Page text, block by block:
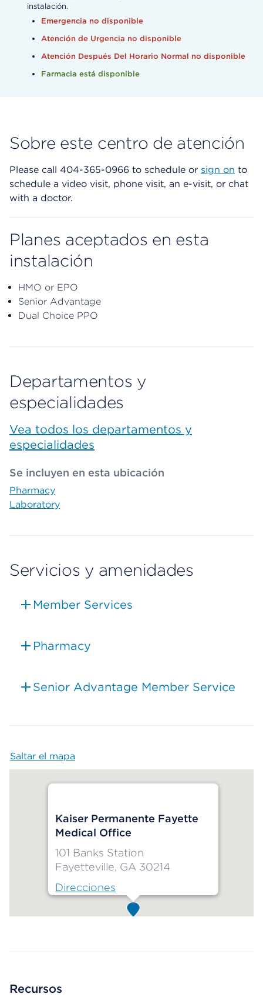
instalación.
Emergencia no disponible
Atención de Urgencia no disponible
Atención Después Del Horario Normal no disponible
Farmacia está disponible
Sobre este centro de atención
Please call 404-365-0966 to schedule or sign on to
schedule a video visit, phone visit, an e-visit, or chat
with a doctor.
Planes aceptados en esta
instalación
HMO or EPO
Senior Advantage
Dual Choice PPO
Departamentos y
especialidades
Vea todos los departamentos y
especialidades
Se incluyen en esta ubicación
Pharmacy
Laboratory
Servicios y amenidades
Member Services
Pharmacy
Senior Advantage Member Service
Saltar el mapa
Kaiser Permanente Fayette
Medical Office
101 Banks Station
Fayetteville, GA 30214
Direcciones
Recursos